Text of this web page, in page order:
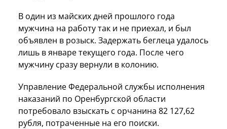
В один из майских дней прошлого года
мужчина на работу так и не приехал, и был
объявлен в розыск. Задержать беглеца удалось
лишь в январе текущего года. После чего
мужчину сразу вернули в колонию.
Управление Федеральной службы исполнения
наказаний по Оренбургской области
потребовало взыскать с орчанина 82 127,62
рубля, потраченные на его поиски.